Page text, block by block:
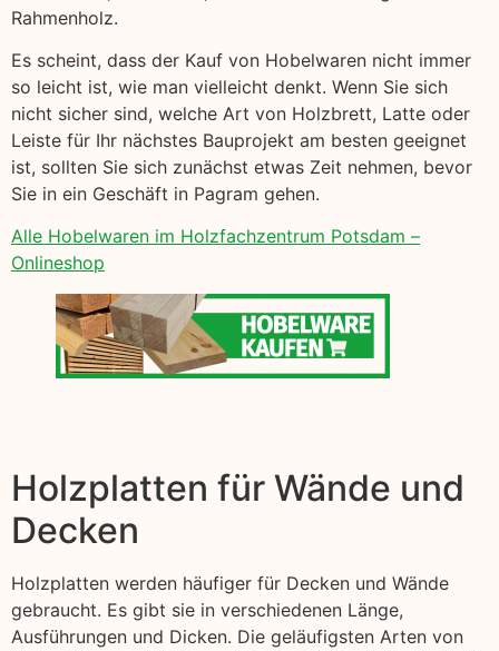
Rahmenholz.
Es scheint, dass der Kauf von Hobelwaren nicht immer
so leicht ist, wie man vielleicht denkt. Wenn Sie sich
nicht sicher sind, welche Art von Holzbrett, Latte oder
Leiste für Ihr nächstes Bauprojekt am besten geeignet
ist, sollten Sie sich zunächst etwas Zeit nehmen, bevor
Sie in ein Geschäft in Pagram gehen.
Alle Hobelwaren im Holzfachzentrum Potsdam –
Onlineshop
Holzplatten für Wände und
Decken
Holzplatten werden häufiger für Decken und Wände
gebraucht. Es gibt sie in verschiedenen Länge,
Ausführungen und Dicken. Die geläufigsten Arten von